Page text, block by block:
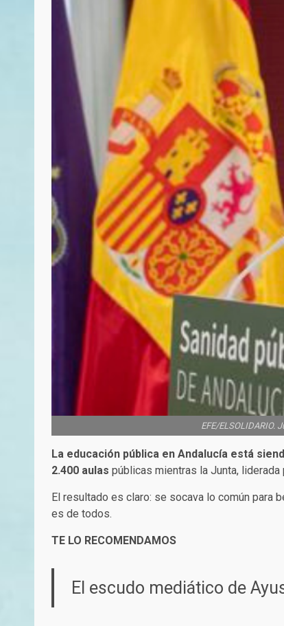
EFE/ELSOLIDARIO.
La educación pública en Andalucía está
2.400 aulas públicas mientras la Junta,
El resultado es claro: se socava lo común para
es de todos.
TE LO RECOMENDAMOS
El escudo mediático de